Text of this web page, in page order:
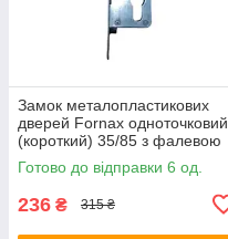
Замок металопластикових
дверей Fornax одноточковий
(короткий) 35/85 з фалевою
клямкою
Готово до відправки 6 од.
236 ₴ 315 ₴